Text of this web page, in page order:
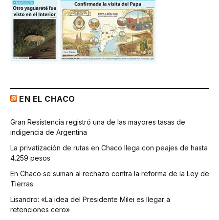
EN EL CHACO
Gran Resistencia registró una de las mayores tasas de
indigencia de Argentina
La privatización de rutas en Chaco llega con peajes de hasta
4.259 pesos
En Chaco se suman al rechazo contra la reforma de la Ley de
Tierras
Lisandro: «La idea del Presidente Milei es llegar a
retenciones cero»